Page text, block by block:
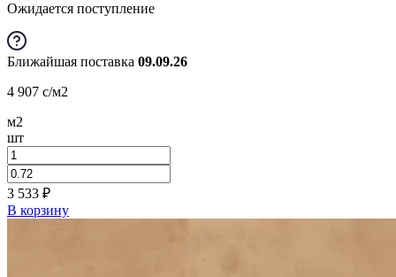
Ожидается поступление
Ближайшая поставка 09.09.26
4 907 c/м2
м2
шт
3 533 ₽
В корзину